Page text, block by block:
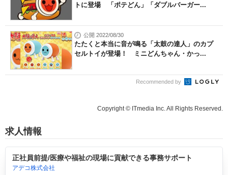
トに登場 「ポテどん」「ダブルバーガー...
公開 2022/08/30
たたくと本当に音が鳴る「太鼓の達人」のカプ
セルトイが登場！ ミニどんちゃん・かっ...
Recommended by
Copyright © ITmedia Inc. All Rights Reserved.
求人情報
正社員前提/医療や福祉の現場に貢献できる事務サポート
アデコ株式会社